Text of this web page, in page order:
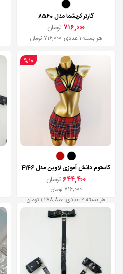
گارتر کریشما مدل 8560
۷۱۶,۰۰۰ تومان
هر بسته 1 عددی: ۷۱۶,۰۰۰ تومان
%۱۰
کاستوم دانش آموزی لاوین مدل 4146
۶۴۴,۴۰۰ تومان
۷۱۶,۰۰۰ تومان
هر بسته 2 عددی: ۱,۲۸۸,۸۰۰ تومان